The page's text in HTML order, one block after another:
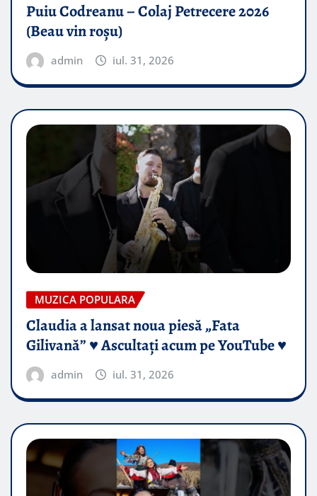
Puiu Codreanu – Colaj Petrecere 2026
(Beau vin roșu)
admin iul. 31, 2026
MUZICA POPULARA
Claudia a lansat noua piesă „Fata
Gilivană” ♥️ Ascultați acum pe YouTube ♥️
admin iul. 31, 2026